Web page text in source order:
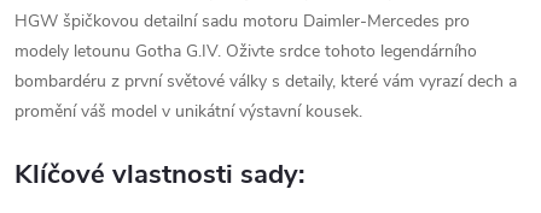
HGW špičkovou detailní sadu motoru Daimler-Mercedes pro
modely letounu Gotha G.IV. Oživte srdce tohoto legendárního
bombardéru z první světové války s detaily, které vám vyrazí dech a
promění váš model v unikátní výstavní kousek.
Klíčové vlastnosti sady: